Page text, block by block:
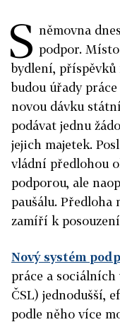
S němovna
podpor.
bydlení,
budou úřady
novou dávku
podávat jednu
jejich majetek.
vládní předlohou
podporou, ale
paušálu.
zamíří k
Nový systém
práce a
ČSL) jednodušší,
podle něho více